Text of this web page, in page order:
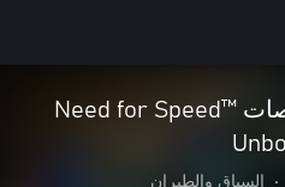
حزمة تخصيصات Need for Speed™
• السباق والطيران